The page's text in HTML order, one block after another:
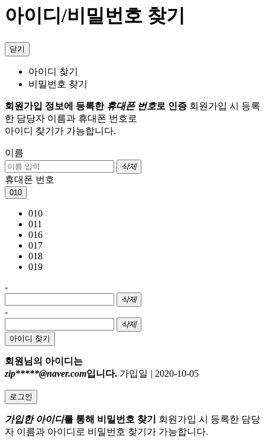
아이디/비밀번호 찾기
닫기
아이디 찾기
비밀번호 찾기
회원가입 정보에 등록한 휴대폰 번호로 인증 회원가입 시 등록
한 담당자 이름과 휴대폰 번호로
아이디 찾기가 가능합니다.
이름
삭제
휴대폰 번호
010
010
011
016
017
018
019
-
삭제
-
삭제
아이디 찾기
회원님의 아이디는
zip*****@naver.com입니다. 가입일 | 2020-10-05
로그인
가입한 아이디를 통해 비밀번호 찾기
회원가입 시 등록한 담당
자 이름과 아이디로 비밀번호 찾기가 가능합니다.